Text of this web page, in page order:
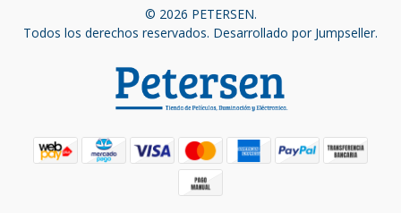
© 2026 PETERSEN.
Todos los derechos reservados. Desarrollado por Jumpseller.